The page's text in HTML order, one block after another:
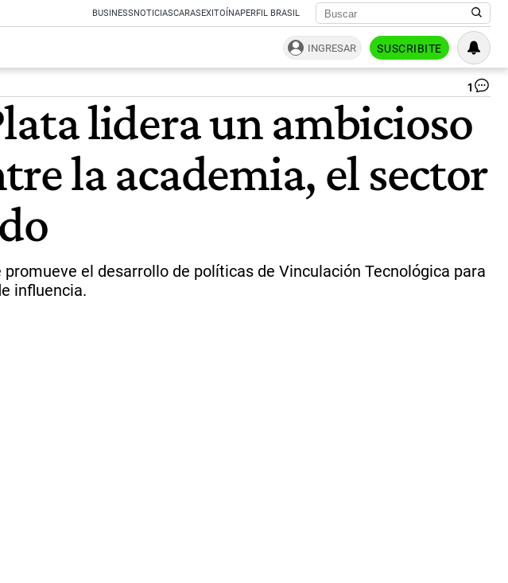
BUSINESSNOTICIASCARASEXITOÍNAPERFIL BRASIL
INGRESAR SUSCRIBITE
1
lidera un ambicioso
la academia, el sector
el desarrollo de políticas de Vinculación Tecnológica para
influencia.